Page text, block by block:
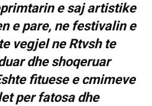
e saj artistike
e pare, ne festivalin e
vegjel ne Rtvsh te
dhe shoqeruar
fituese e cmimeve
per fatosa dhe